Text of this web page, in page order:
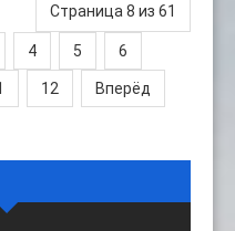
Страница 8 из 61
4 5 6
12 Вперёд